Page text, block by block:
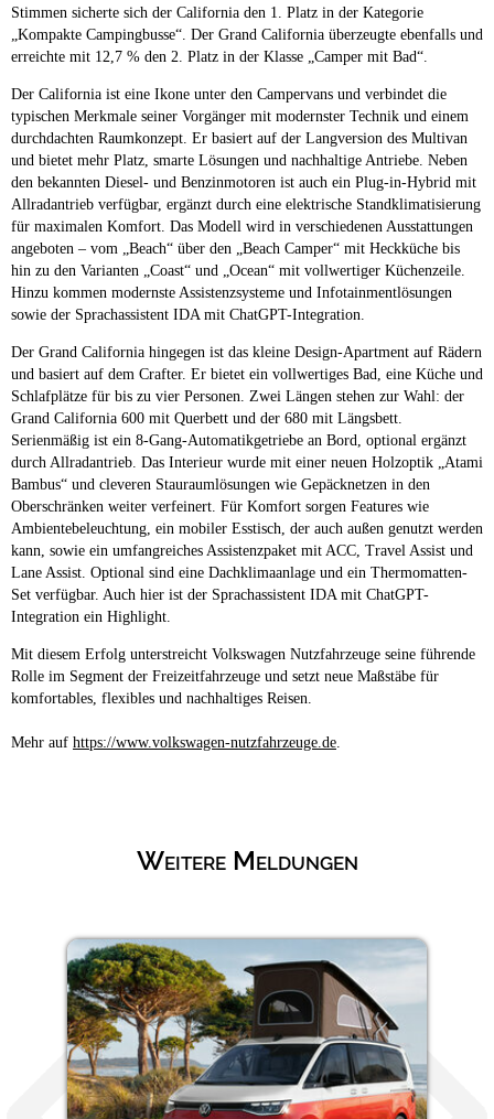
Stimmen sicherte sich der California den 1. Platz in der Kategorie
„Kompakte Campingbusse“. Der Grand California überzeugte ebenfalls und
erreichte mit 12,7 % den 2. Platz in der Klasse „Camper mit Bad“.
Der California ist eine Ikone unter den Campervans und verbindet die
typischen Merkmale seiner Vorgänger mit modernster Technik und einem
durchdachten Raumkonzept. Er basiert auf der Langversion des Multivan
und bietet mehr Platz, smarte Lösungen und nachhaltige Antriebe. Neben
den bekannten Diesel- und Benzinmotoren ist auch ein Plug-in-Hybrid mit
Allradantrieb verfügbar, ergänzt durch eine elektrische Standklimatisierung
für maximalen Komfort. Das Modell wird in verschiedenen Ausstattungen
angeboten – vom „Beach“ über den „Beach Camper“ mit Heckküche bis
hin zu den Varianten „Coast“ und „Ocean“ mit vollwertiger Küchenzeile.
Hinzu kommen modernste Assistenzsysteme und Infotainmentlösungen
sowie der Sprachassistent IDA mit ChatGPT-Integration.
Der Grand California hingegen ist das kleine Design-Apartment auf Rädern
und basiert auf dem Crafter. Er bietet ein vollwertiges Bad, eine Küche und
Schlafplätze für bis zu vier Personen. Zwei Längen stehen zur Wahl: der
Grand California 600 mit Querbett und der 680 mit Längsbett.
Serienmäßig ist ein 8-Gang-Automatikgetriebe an Bord, optional ergänzt
durch Allradantrieb. Das Interieur wurde mit einer neuen Holzoptik „Atami
Bambus“ und cleveren Stauraumlösungen wie Gepäcknetzen in den
Oberschränken weiter verfeinert. Für Komfort sorgen Features wie
Ambientebeleuchtung, ein mobiler Esstisch, der auch außen genutzt werden
kann, sowie ein umfangreiches Assistenzpaket mit ACC, Travel Assist und
Lane Assist. Optional sind eine Dachklimaanlage und ein Thermomatten-
Set verfügbar. Auch hier ist der Sprachassistent IDA mit ChatGPT-
Integration ein Highlight.
Mit diesem Erfolg unterstreicht Volkswagen Nutzfahrzeuge seine führende
Rolle im Segment der Freizeitfahrzeuge und setzt neue Maßstäbe für
komfortables, flexibles und nachhaltiges Reisen.
Mehr auf https://www.volkswagen-nutzfahrzeuge.de
Weitere Meldungen